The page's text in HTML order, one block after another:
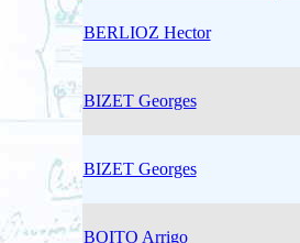
BERLIOZ Hector
BIZET Georges
BIZET Georges
BOITO Arrigo